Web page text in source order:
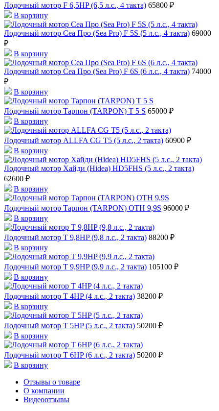
Лодочный мотор F 6,5HP (6,5 л.с., 4 такта) 65800 ₽
В корзину
Лодочный мотор Сеа Про (Sea Pro) F 5S (5 л.с., 4 такта) 69000
₽
В корзину
Лодочный мотор Сеа Про (Sea Pro) F 6S (6 л.с., 4 такта) 74000
₽
В корзину
Лодочный мотор Тарпон (TARPON) T 5 S 65000 ₽
В корзину
Лодочный мотор ALLFA CG T5 (5 л.с., 2 такта) 60900 ₽
В корзину
Лодочный мотор Хайди (Hidea) HD5FHS (5 л.с., 2 такта)
62600 ₽
В корзину
Лодочный мотор Тарпон (TARPON) OTH 9,9S 96000 ₽
В корзину
Лодочный мотор T 9,8HP (9,8 л.с., 2 такта) 88200 ₽
В корзину
Лодочный мотор T 9,9HP (9,9 л.с., 2 такта) 105100 ₽
В корзину
Лодочный мотор T 4HP (4 л.с., 2 такта) 38200 ₽
В корзину
Лодочный мотор T 5HP (5 л.с., 2 такта) 50200 ₽
В корзину
Лодочный мотор T 6HP (6 л.с., 2 такта) 50200 ₽
В корзину
Отзывы о товаре
О компании
Видеоотзывы